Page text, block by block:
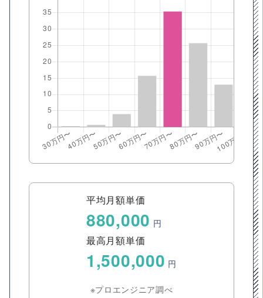
平均月額単価
880,000 円
最高月額単価
1,500,000 円
※プロエンジニア調べ